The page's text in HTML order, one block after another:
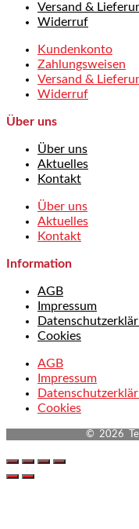
Versand &
Widerruf
Kundenkonto
Zahlungsweisen
Versand &
Widerruf
Über uns
Über uns
Aktuelles
Kontakt
Über uns
Aktuelles
Kontakt
Information
AGB
Impressum
Cookies
AGB
Impressum
Cookies
© 2026